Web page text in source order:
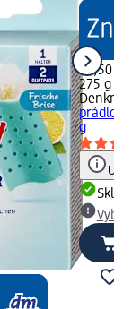
89,50 Kč
275 g
Denkmit
prádlo
g